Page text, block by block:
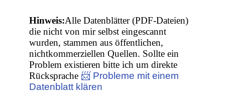
Hinweis:Alle Datenblätter (PDF-Dateien)
die nicht von mir selbst eingescannt
wurden, stammen aus öffentlichen,
nichtkommerziellen Quellen. Sollte ein
Problem existieren bitte ich um direkte
Rücksprache 📨 Probleme mit einem
Datenblatt klären